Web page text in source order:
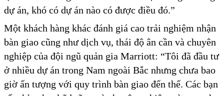
dự án, khó có dự án nào có được điều đó.”
Một khách hàng khác đánh giá cao trải nghiệm nhận
bàn giao cũng như dịch vụ, thái độ ân cần và chuyên
nghiệp của đội ngũ quản gia Marriott: “Tôi đã đầu tư
ở nhiều dự án trong Nam ngoài Bắc nhưng chưa bao
giờ ấn tượng với quy trình bàn giao đến thế. Các bạn